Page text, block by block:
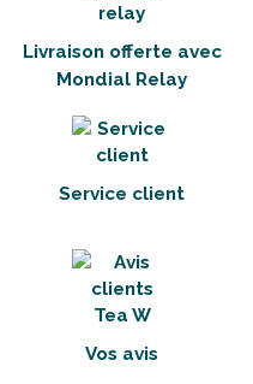
Livraison offerte avec
Mondial Relay
Service client
Vos avis